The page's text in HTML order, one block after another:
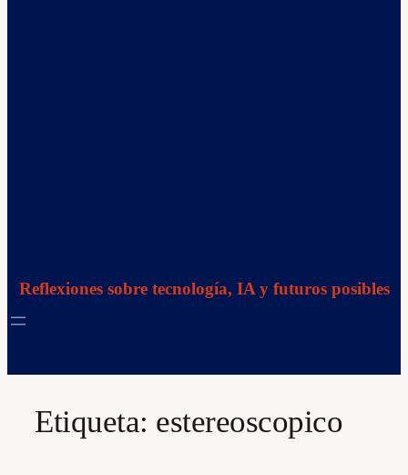
Reflexiones sobre tecnología, IA y futuros posibles
Etiqueta: estereoscopico